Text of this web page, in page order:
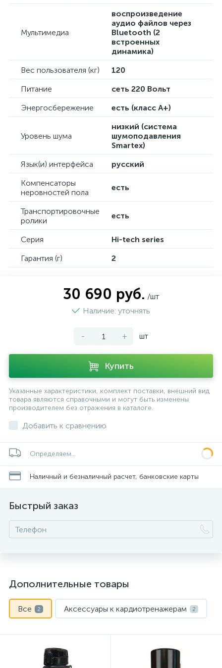
Мультимедиа
воспроизведение
аудио файлов через
Bluetooth (2
встроенных
динамика)
Вес пользователя (кг)
120
Питание
сеть 220 Вольт
Энергосбережение
есть (класс А+)
Уровень шума
низкий (система
шумоподавления
Smartex)
Язык(и) интерфейса
русский
Компенсаторы
неровностей пола
есть
Транспортировочные
ролики
есть
Серия
Hi-tech series
Гарантия (г)
2
30 690 руб. /шт
Наличие: уточнять
- + шт
Купить
Указанные характеристики, комплект поставки, внешний вид
товара являются справочными и могут быть изменены
производителем без отражения в каталоге.
Добавить к сравнению
Определяем...
Наличный и безналичный расчет, банковские карты
Быстрый заказ
Дополнительные товары
Все 2 Аксессуары к кардиотренажерам 2